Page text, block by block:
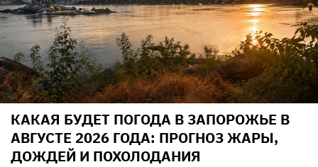
КАКАЯ БУДЕТ ПОГОДА В ЗАПОРОЖЬЕ В
АВГУСТЕ 2026 ГОДА: ПРОГНОЗ ЖАРЫ,
ДОЖДЕЙ И ПОХОЛОДАНИЯ